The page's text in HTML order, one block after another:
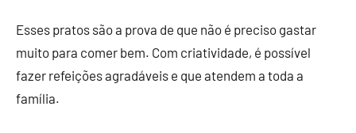
Esses pratos são a prova de que não é preciso gastar
muito para comer bem. Com criatividade, é possível
fazer refeições agradáveis e que atendem a toda a
família.